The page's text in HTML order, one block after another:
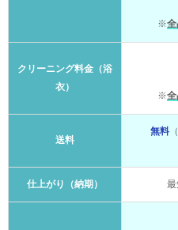
※
クリーニング料金（浴
衣）
※
送料
無料
仕上がり（納期） 最